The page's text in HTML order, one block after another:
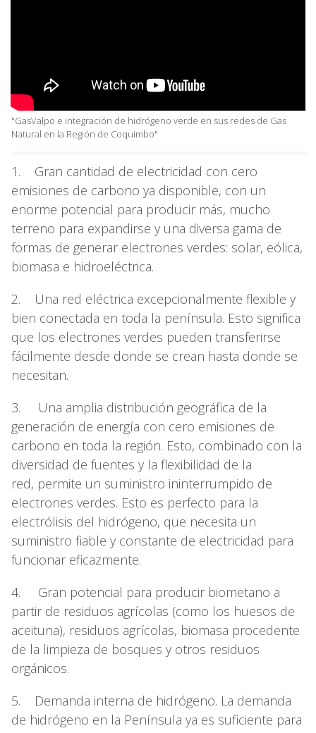
"GasValpo e integración de hidrógeno verde en sus redes de Gas
Natural en la Región de Coquimbo"
1. Gran cantidad de electricidad con cero
emisiones de carbono ya disponible, con un
enorme potencial para producir más, mucho
terreno para expandirse y una diversa gama de
formas de generar electrones verdes: solar, eólica,
biomasa e hidroeléctrica.
2. Una red eléctrica excepcionalmente flexible y
bien conectada en toda la península. Esto significa
que los electrones verdes pueden transferirse
fácilmente desde donde se crean hasta donde se
necesitan.
3. Una amplia distribución geográfica de la
generación de energía con cero emisiones de
carbono en toda la región. Esto, combinado con la
diversidad de fuentes y la flexibilidad de la
red, permite un suministro ininterrumpido de
electrones verdes. Esto es perfecto para la
electrólisis del hidrógeno, que necesita un
suministro fiable y constante de electricidad para
funcionar eficazmente.
4. Gran potencial para producir biometano a
partir de residuos agrícolas (como los huesos de
aceituna), residuos agrícolas, biomasa procedente
de la limpieza de bosques y otros residuos
orgánicos.
5. Demanda interna de hidrógeno. La demanda
de hidrógeno en la Península ya es suficiente para